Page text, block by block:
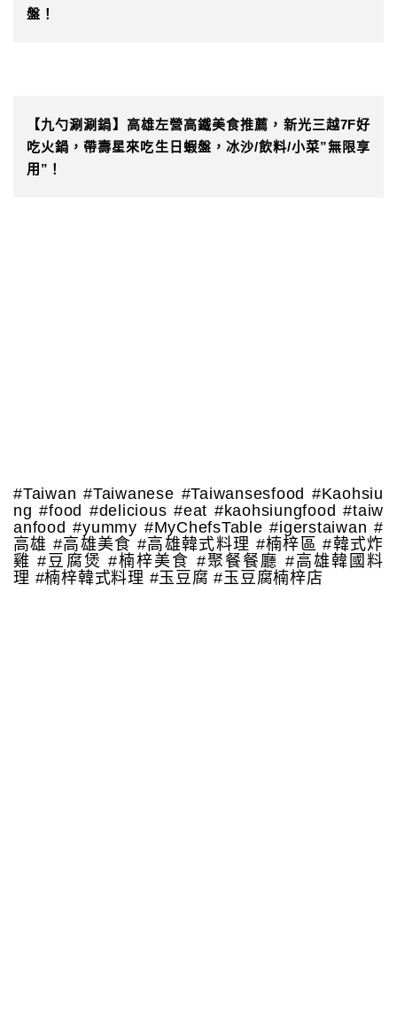
盤！
【九勺涮涮鍋】高雄左營高鐵美食推薦，新光三越7F好
吃火鍋，帶壽星來吃生日蝦盤，冰沙/飲料/小菜”無限享
用”！
#Taiwan #Taiwanese #Taiwansesfood #Kaohsiu
ng #food #delicious #eat #kaohsiungfood #taiw
anfood #yummy #MyChefsTable #igerstaiwan #
高雄 #高雄美食 #高雄韓式料理 #楠梓區 #韓式炸
雞 #豆腐煲 #楠梓美食 #聚餐餐廳 #高雄韓國料
理 #楠梓韓式料理 #玉豆腐 #玉豆腐楠梓店